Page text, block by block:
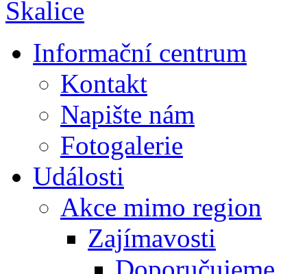
Informační centrum
Kontakt
Napište nám
Fotogalerie
Události
Akce mimo region
Zajímavosti